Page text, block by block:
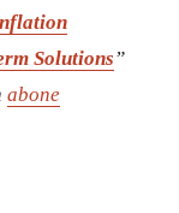
Solutions”
abone